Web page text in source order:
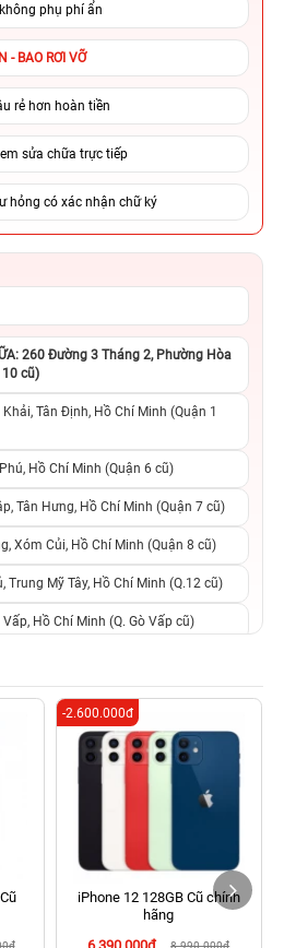
phụ phí ẩn
- BAO RƠI VỠ
rẻ hơn hoàn tiền
sửa chữa trực tiếp
hỏng có xác nhận chữ ký
260 Đường 3 Tháng 2, Phường Hòa
10 cũ)
Tân Định, Hồ Chí Minh (Quận 1
Hồ Chí Minh (Quận 6 cũ)
Tân Hưng, Hồ Chí Minh (Quận 7 cũ)
Xóm Củi, Hồ Chí Minh (Quận 8 cũ)
Trung Mỹ Tây, Hồ Chí Minh (Q.12 cũ)
Hồ Chí Minh (Q. Gò Vấp cũ)
Phú, Hồ Chí Minh (Quận Tân Phú cũ)
Nhơn Phú, Hồ Chí Minh (Q.9 TP. Thủ
Đức, Hồ Chí Minh (Bình Thọ, TP. Thủ
An, Hồ Chí Minh (Bình Dương Cũ)
Cu, Vũng Tàu, Hồ Chí Minh (TP. Vũng
Sơn Nhất, Hồ Chí Minh (Tân Bình
iPhone 12 128GB Cũ chính
hãng
8.990.000đ
-2.600.000đ